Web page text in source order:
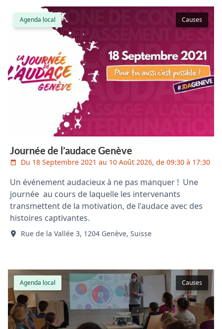
Causes
Agenda local
Journée de l’audace Genève
Du 18 Septembre 2021 au 10 Août 2026, de 09:30 à 17:30
Un événement audacieux à ne pas manquer ! Une
journée au cours de laquelle les intervenants
transmettent de la motivation, de l'audace avec des
histoires captivantes.
Rue de la Vallée 3, 1204 Genève, Suisse
Causes
Agenda local